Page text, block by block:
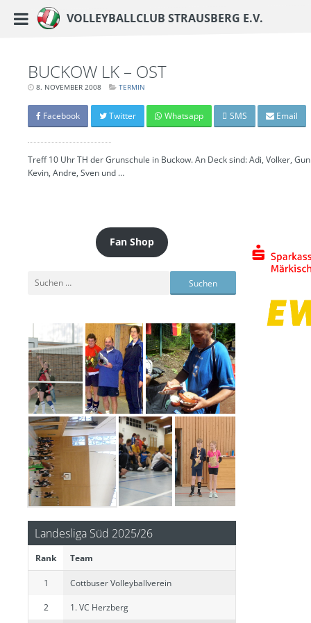
https://www.vc-strausberg.de/wp-content/themes/siehste/images/
Zum
Volleyballclub Strausberg e.V.
Haupt-Menü
BUCKOW LK – OST
8. NOVEMBER 2008LETZTE
15.
MÄRZ
2024
-
UHR
TERMIN
Facebook Twitter Whatsapp SMS Email
Treff 10 Uhr TH der Grunschule in Buckow. An Deck sind: Adi, Volker,
Kevin, Andre, Sven und …
Fan Shop
Suchen
Landesliga Süd 2025/26
Rank Team
1 Cottbuser Volleyballverein
2 1. VC Herzberg